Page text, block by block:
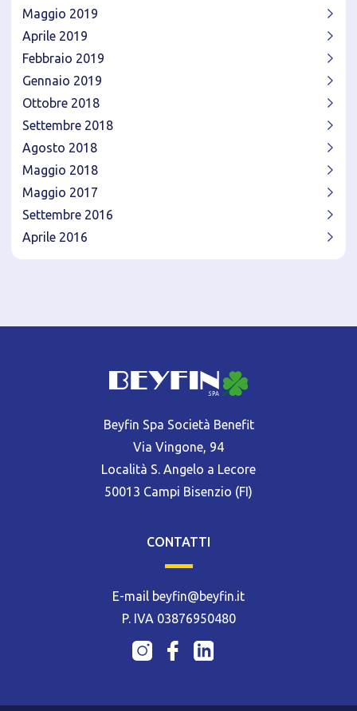
Maggio 2019
Aprile 2019
Febbraio 2019
Gennaio 2019
Ottobre 2018
Settembre 2018
Agosto 2018
Maggio 2018
Maggio 2017
Settembre 2016
Aprile 2016
Beyfin Spa Società Benefit
Via Vingone, 94
Località S. Angelo a Lecore
50013 Campi Bisenzio (FI)
CONTATTI
E-mail beyfin@beyfin.it
P. IVA 03876950480